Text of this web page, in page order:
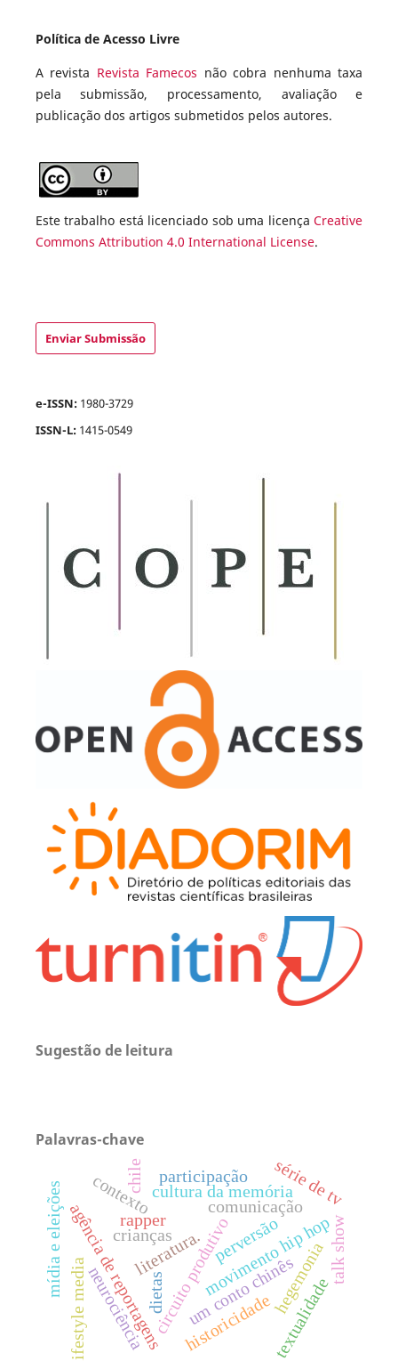
Política de Acesso Livre
A revista Revista Famecos não cobra nenhuma taxa
pela submissão, processamento, avaliação e
publicação dos artigos submetidos pelos autores.
Este trabalho está licenciado sob uma licençaCreative
Commons Attribution 4.0 International License.
Enviar Submissão
e-ISSN: 1980-3729
ISSN-L: 1415-0549
Sugestão de leitura
Palavras-chave
comunicação
criançascircuito produtivo
agência de reportagens
rapper movimento hip hop
um conto chinês
cultura da memória
dietas
participação
hegemonia
contexto
perversão
lifestyle media historicidade
mídia e eleições
textualidade
talk show
literatura.
neurociência
chile série de tv